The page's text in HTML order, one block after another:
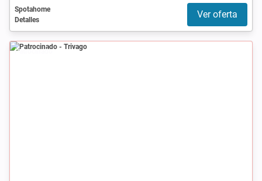
Spotahome
Detalles
Ver oferta
Patrocinado